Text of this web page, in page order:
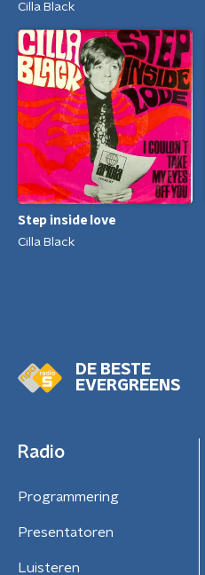
Cilla Black
Step inside love
Cilla Black
DE BESTE
EVERGREENS
Radio
Programmering
Presentatoren
Luisteren